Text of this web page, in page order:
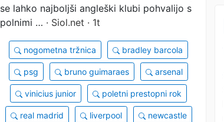
se lahko najboljši angleški klubi pohvalijo s
polnimi … · Siol.net · 1t
nogometna tržnica bradley barcola
psg bruno guimaraes arsenal
vinicius junior poletni prestopni rok
real madrid liverpool newcastle